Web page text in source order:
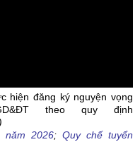
hiện đăng ký nguyện vọng
theo quy định
)
năm 2026; Quy chế tuyển